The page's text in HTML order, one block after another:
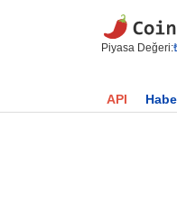
Piyasa Değeri:
API